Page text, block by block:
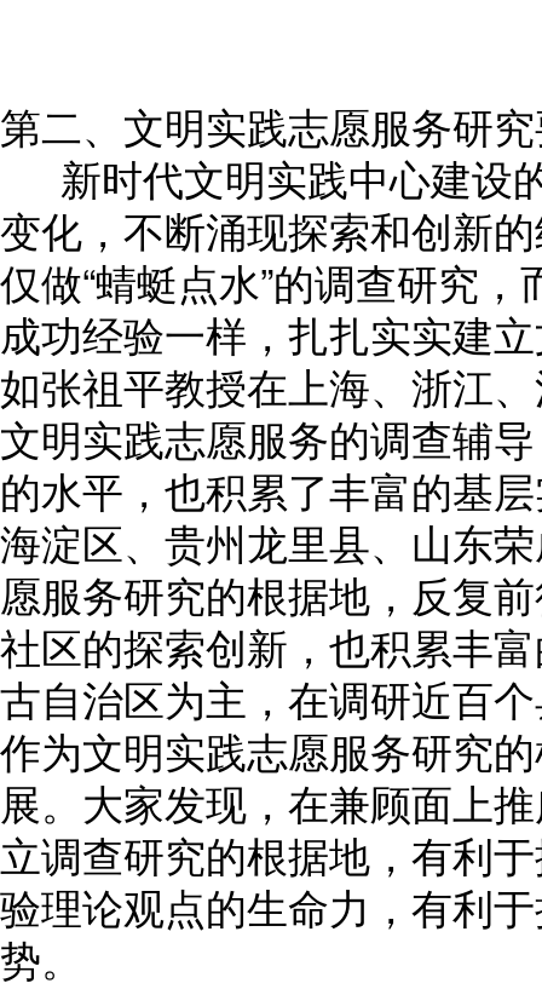
第二、文明实践志愿服务研
新时代文明实践中心建设
变化，不断涌现探索和创新
仅做“蜻蜓点水”的调查研究
成功经验一样，扎扎实实建
如张祖平教授在上海、浙江
文明实践志愿服务的调查辅
的水平，也积累了丰富的基
海淀区、贵州龙里县、山东
愿服务研究的根据地，反复
社区的探索创新，也积累丰
古自治区为主，在调研近百
作为文明实践志愿服务研究
展。大家发现，在兼顾面上
立调查研究的根据地，有利
验理论观点的生命力，有利
势。